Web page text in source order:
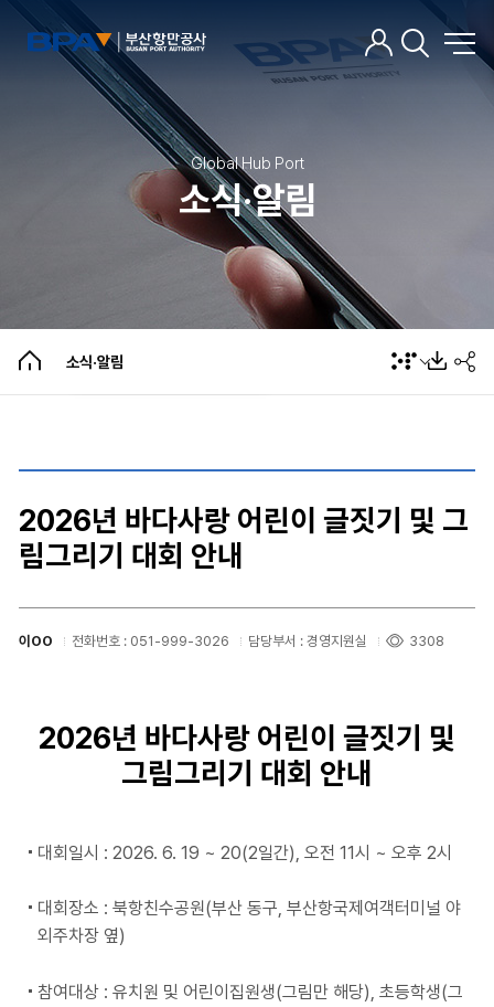
Global Hub Port
소식·알림
소식·알림
선박대피협의회 회의결과
팝업존
2026년 바다사랑 어린이 글짓기 및 그
림그리기 대회 안내
이OO 전화번호 : 051-999-3026 담당부서 : 경영지원실 3308
2026년 바다사랑 어린이 글짓기 및
그림그리기 대회 안내
대회일시 : 2026. 6. 19 ~ 20(2일간), 오전 11시 ~ 오후 2시
대회장소 : 북항친수공원(부산 동구, 부산항국제여객터미널 야
외주차장 옆)
참여대상 : 유치원 및 어린이집원생(그림만 해당), 초등학생(그